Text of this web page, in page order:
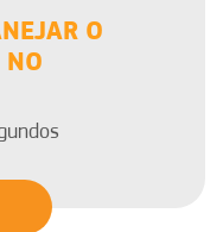
O
NO